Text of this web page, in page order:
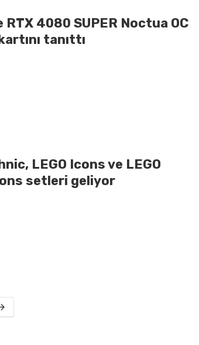
RTX 4080 SUPER Noctua OC
tanıttı
LEGO Icons ve LEGO
setleri geliyor